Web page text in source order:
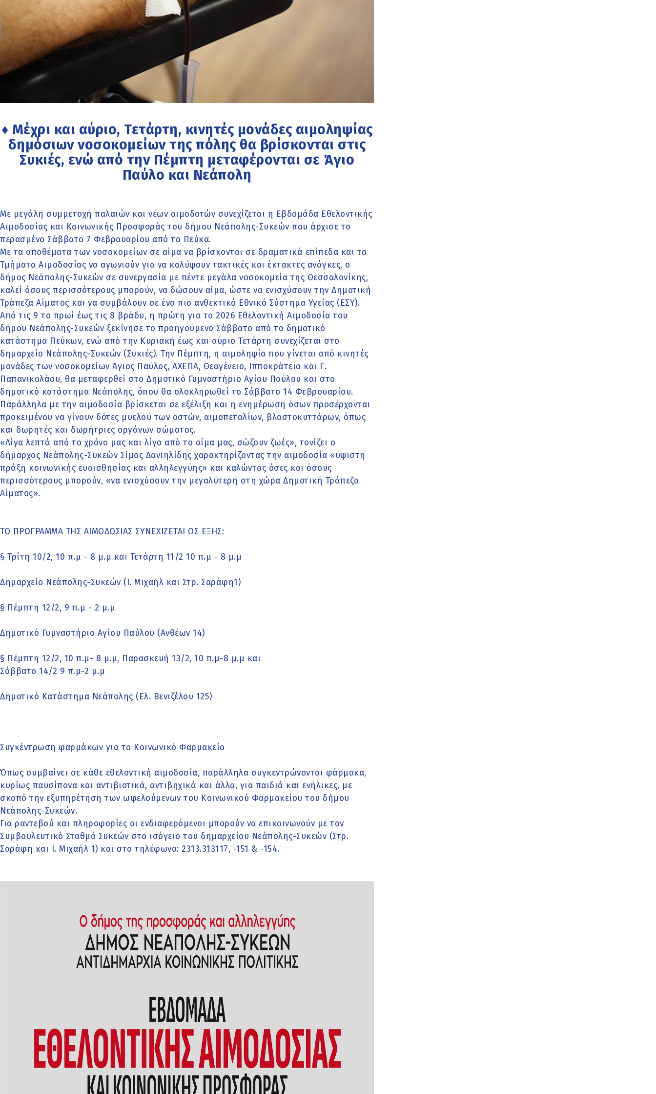
♦ Μέχρι και αύριο, Τετάρτη, κινητές μονάδες αιμοληψίας
δημόσιων νοσοκομείων της πόλης θα βρίσκονται στις
Συκιές, ενώ από την Πέμπτη μεταφέρονται σε Άγιο
Παύλο και Νεάπολη
Με μεγάλη συμμετοχή παλαιών και νέων αιμοδοτών συνεχίζεται η Εβδομάδα Εθελοντικής
Αιμοδοσίας και Κοινωνικής Προσφοράς του δήμου Νεάπολης-Συκεών που άρχισε το
περασμένο Σάββατο 7 Φεβρουαρίου από τα Πεύκα.
Με τα αποθέματα των νοσοκομείων σε αίμα να βρίσκονται σε δραματικά επίπεδα και τα
Τμήματα Αιμοδοσίας να αγωνιούν για να καλύψουν τακτικές και έκτακτες ανάγκες, ο
δήμος Νεάπολης-Συκεών σε συνεργασία με πέντε μεγάλα νοσοκομεία της Θεσσαλονίκης,
καλεί όσους περισσότερους μπορούν, να δώσουν αίμα, ώστε να ενισχύσουν την Δημοτική
Τράπεζα Αίματος και να συμβάλουν σε ένα πιο ανθεκτικό Εθνικό Σύστημα Υγείας (ΕΣΥ).
Από τις 9 το πρωί έως τις 8 βράδυ, η πρώτη για το 2026 Εθελοντική Αιμοδοσία του
δήμου Νεάπολης-Συκεών ξεκίνησε το προηγούμενο Σάββατο από το δημοτικό
κατάστημα Πεύκων, ενώ από την Κυριακή έως και αύριο Τετάρτη συνεχίζεται στο
δημαρχείο Νεάπολης-Συκεών (Συκιές). Την Πέμπτη, η αιμοληψία που γίνεται από κινητές
μονάδες των νοσοκομείων Άγιος Παύλος, ΑΧΕΠΑ, Θεαγένειο, Ιπποκράτειο και Γ.
Παπανικολάου, θα μεταφερθεί στο Δημοτικό Γυμναστήριο Αγίου Παύλου και στο
δημοτικό κατάστημα Νεάπολης, όπου θα ολοκληρωθεί το Σάββατο 14 Φεβρουαρίου.
Παράλληλα με την αιμοδοσία βρίσκεται σε εξέλιξη και η ενημέρωση όσων προσέρχονται
προκειμένου να γίνουν δότες μυελού των οστών, αιμοπεταλίων, βλαστοκυττάρων, όπως
και δωρητές και δωρήτριες οργάνων σώματος.
«Λίγα λεπτά από το χρόνο μας και λίγο από το αίμα μας, σώζουν ζωές», τονίζει ο
δήμαρχος Νεάπολης-Συκεών Σίμος Δανιηλίδης χαρακτηρίζοντας την αιμοδοσία «ύψιστη
πράξη κοινωνικής ευαισθησίας και αλληλεγγύης» και καλώντας όσες και όσους
περισσότερους μπορούν, «να ενισχύσουν την μεγαλύτερη στη χώρα Δημοτική Τράπεζα
Αίματος».
ΤΟ ΠΡΟΓΡΑΜΜΑ ΤΗΣ ΑΙΜΟΔΟΣΙΑΣ ΣΥΝΕΧΙΖΕΤΑΙ ΩΣ ΕΞΗΣ:
§ Τρίτη 10/2, 10 π.μ - 8 μ.μ και Τετάρτη 11/2 10 π.μ - 8 μ.μ
Δημαρχείο Νεάπολης-Συκεών (Ι. Μιχαήλ και Στρ. Σαράφη1)
§ Πέμπτη 12/2, 9 π.μ - 2 μ.μ
Δημοτικό Γυμναστήριο Αγίου Παύλου (Ανθέων 14)
§ Πέμπτη 12/2, 10 π.μ- 8 μ.μ, Παρασκευή 13/2, 10 π.μ-8 μ.μ και
Σάββατο 14/2 9 π.μ-2 μ.μ
Δημοτικό Κατάστημα Νεάπολης (Ελ. Βενιζέλου 125)
Συγκέντρωση φαρμάκων για το Κοινωνικό Φαρμακείο
Όπως συμβαίνει σε κάθε εθελοντική αιμοδοσία, παράλληλα συγκεντρώνονται φάρμακα,
κυρίως παυσίπονα και αντιβιοτικά, αντιβηχικά και άλλα, για παιδιά και ενήλικες, με
σκοπό την εξυπηρέτηση των ωφελούμενων του Κοινωνικού Φαρμακείου του δήμου
Νεάπολης-Συκεών.
Για ραντεβού και πληροφορίες οι ενδιαφερόμενοι μπορούν να επικοινωνούν με τον
Συμβουλευτικό Σταθμό Συκεών στο ισόγειο του δημαρχείου Νεάπολης-Συκεών (Στρ.
Σαράφη και Ι. Μιχαήλ 1) και στο τηλέφωνο: 2313.313117, -151 & -154.